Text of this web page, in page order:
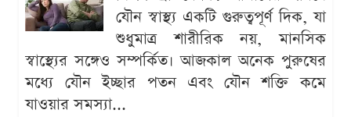
যৌন স্বাস্থ্য একটি গুরুত্বপূর্ণ দিক, যা
শুধুমাত্র শারীরিক নয়, মানসিক
স্বাস্থ্যের সঙ্গেও সম্পর্কিত। আজকাল অনেক পুরুষের
মধ্যে যৌন ইচ্ছার পতন এবং যৌন শক্তি কমে
যাওয়ার সমস্যা...